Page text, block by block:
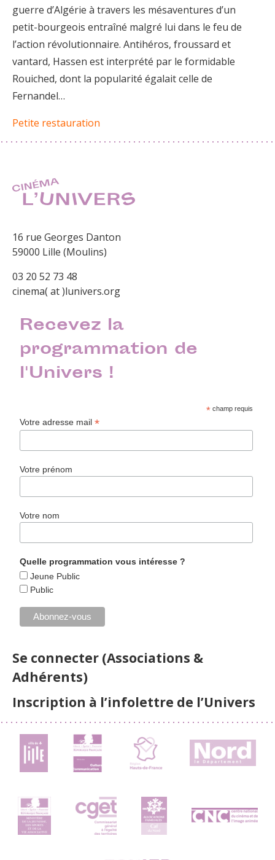
guerre d’Algérie à travers les mésaventures d’un
petit-bourgeois entraîné malgré lui dans le feu de
l’action révolutionnaire. Antihéros, froussard et
vantard, Hassen est interprété par le formidable
Rouiched, dont la popularité égalait celle de
Fernandel…
Petite restauration
16 rue Georges Danton
59000 Lille (Moulins)
03 20 52 73 48
cinema( at )lunivers.org
Recevez la
programmation de
l'Univers !
* champ requis
Votre adresse mail*
Votre prénom
Votre nom
Quelle programmation vous intéresse ?
Jeune Public
Public
Se connecter (Associations &
Adhérents)
Inscription à l’infolettre de l’Univers